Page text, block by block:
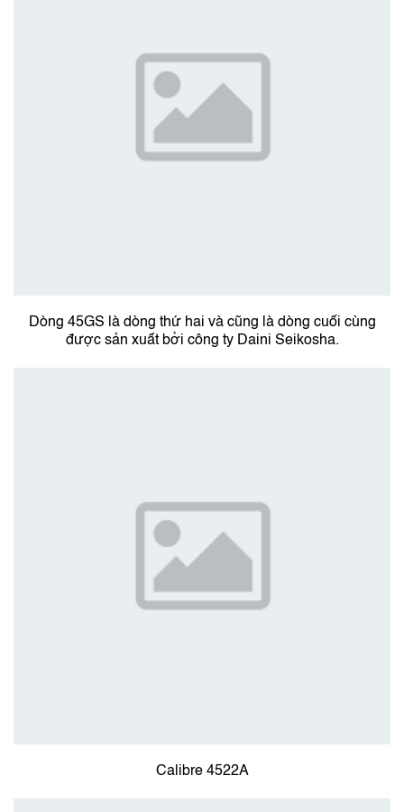
Dòng 45GS là dòng thứ hai và cũng là dòng cuối cùng
được sản xuất bởi công ty Daini Seikosha.
Calibre 4522A